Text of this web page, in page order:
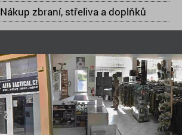
Nákup zbraní, střeliva a doplňků